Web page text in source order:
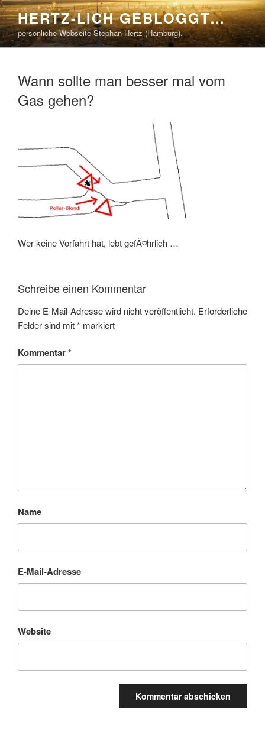
Zum
Inhalt
springen
HERTZ-LICH GEBLOGGT…
persönliche Webseite Stephan Hertz (Hamburg).
Wann sollte man besser mal vom
Gas gehen?
Wer keine Vorfahrt hat, lebt gefÃ¤hrlich …
Schreibe einen Kommentar
Deine E-Mail-Adresse wird nicht veröffentlicht. Erforderliche
Felder sind mit* markiert
Kommentar*
Name
E-Mail-Adresse
Website